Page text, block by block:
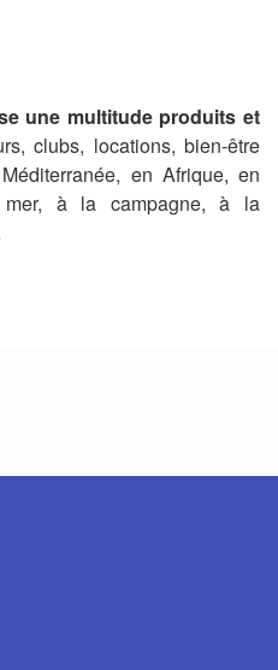
une multitude produits et
clubs, locations, bien-être
en Afrique, en
à la campagne, à la